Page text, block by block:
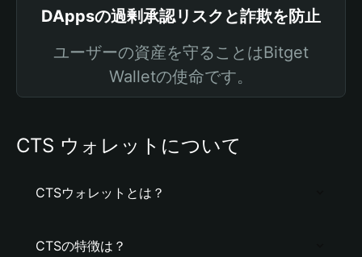
DAppsの過剰承認リスクと詐欺を防止
ユーザーの資産を守ることはBitget
Walletの使命です。
CTS ウォレットについて
CTSウォレットとは？
CTSの特徴は？